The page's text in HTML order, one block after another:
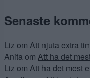
Senaste
Liz om Att njuta extra
Anitaom Att ha det
Liz om Att ha det mest